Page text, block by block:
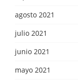
agosto 2021
julio 2021
junio 2021
mayo 2021